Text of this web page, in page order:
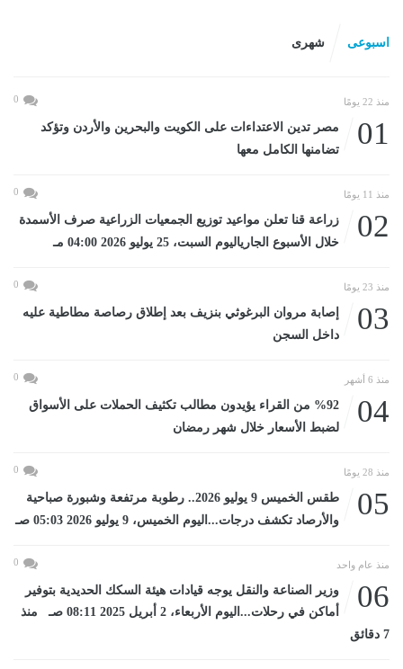
اسبوعى شهرى
منذ 22 يومًا 0
01
مصر تدين الاعتداءات على الكويت والبحرين والأردن وتؤكد
تضامنها الكامل معها
منذ 11 يومًا 0
02
زراعة قنا تعلن مواعيد توزيع الجمعيات الزراعية صرف الأسمدة
خلال الأسبوع الجارياليوم السبت، 25 يوليو 2026 04:00 مـ
منذ 23 يومًا 0
03
إصابة مروان البرغوثي بنزيف بعد إطلاق رصاصة مطاطية عليه
داخل السجن
منذ 6 أشهر 0
04
%92 من القراء يؤيدون مطالب تكثيف الحملات على الأسواق
لضبط الأسعار خلال شهر رمضان
منذ 28 يومًا 0
05
طقس الخميس 9 يوليو 2026.. رطوبة مرتفعة وشبورة صباحية
والأرصاد تكشف درجات...اليوم الخميس، 9 يوليو 2026 05:03 صـ
منذ عام واحد 0
06
وزير الصناعة والنقل يوجه قيادات هيئة السكك الحديدية بتوفير
أماكن في رحلات...اليوم الأربعاء، 2 أبريل 2025 08:11 صـ منذ
7 دقائق